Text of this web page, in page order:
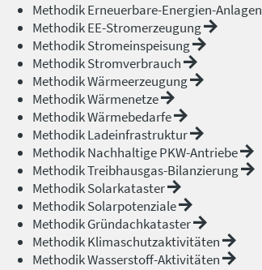
Methodik Erneuerbare-Energien-Anlagen
Methodik EE-Stromerzeugung
Methodik Stromeinspeisung
Methodik Stromverbrauch
Methodik Wärmeerzeugung
Methodik Wärmenetze
Methodik Wärmebedarfe
Methodik Ladeinfrastruktur
Methodik Nachhaltige PKW-Antriebe
Methodik Treibhausgas-Bilanzierung
Methodik Solarkataster
Methodik Solarpotenziale
Methodik Gründachkataster
Methodik Klimaschutzaktivitäten
Methodik Wasserstoff-Aktivitäten